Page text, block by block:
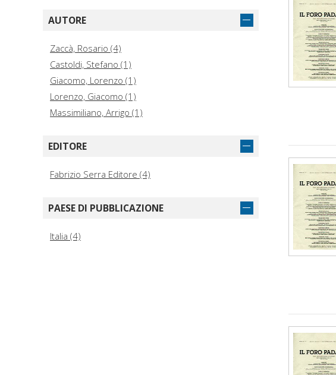
AUTORE
Zaccà, Rosario (4)
Castoldi, Stefano (1)
Giacomo, Lorenzo (1)
Lorenzo, Giacomo (1)
Massimiliano, Arrigo (1)
EDITORE
Fabrizio Serra Editore (4)
PAESE DI PUBBLICAZIONE
Italia (4)